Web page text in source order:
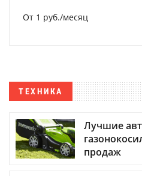
От 1 руб./месяц
ТЕХНИКА
Лучшие
продаж